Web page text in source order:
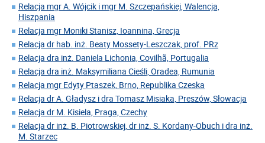
Relacja mgr A. Wójcik i mgr M. Szczepańskiej, Walencja,
Hiszpania
Relacja mgr Moniki Stanisz, Ioannina, Grecja
Relacja dr hab. inż. Beaty Mossety-Leszczak, prof. PRz
Relacja dra inż. Daniela Lichonia, Covilhã, Portugalia
Relacja dra inż. Maksymiliana Cieśli, Oradea, Rumunia
Relacja mgr Edyty Ptaszek, Brno, Republika Czeska
Relacja dr A. Gładysz i dra Tomasz Misiaka, Preszów, Słowacja
Relacja dr M. Kisiela, Praga, Czechy
Relacja dr inż. B. Piotrowskiej, dr inż. S. Kordany-Obuch i dra inż.
M. Starzec